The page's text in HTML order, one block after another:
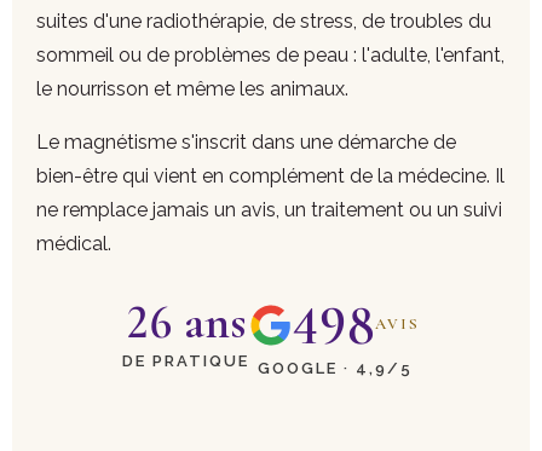
suites d'une radiothérapie, de stress, de troubles du
sommeil ou de problèmes de peau : l'adulte, l'enfant,
le nourrisson et même les animaux.
Le magnétisme s'inscrit dans une démarche de
bien-être qui vient en complément de la médecine. Il
ne remplace jamais un avis, un traitement ou un suivi
médical.
26 ans
DE PRATIQUE
498AVIS
GOOGLE · 4,9/5